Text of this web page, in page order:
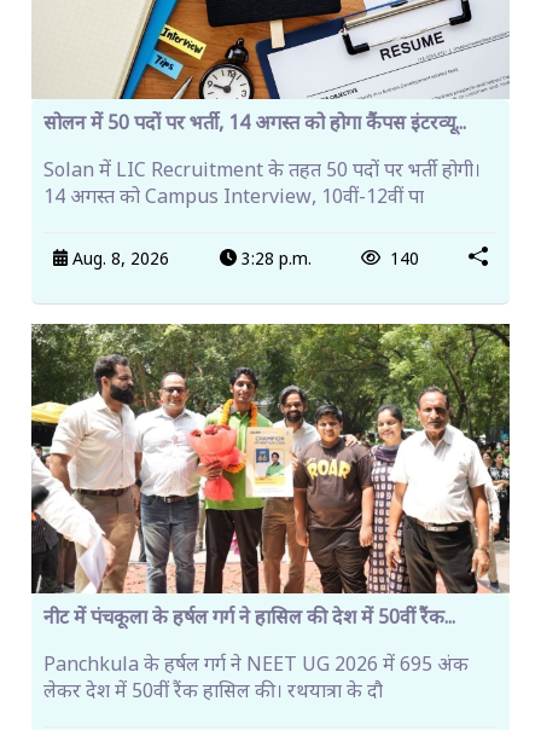
सोलन में 50 पदों पर भर्ती, 14 अगस्त को होगा कैंपस इंटरव्यू...
Solan में LIC Recruitment के तहत 50 पदों पर भर्ती होगी।
14 अगस्त को Campus Interview, 10वीं-12वीं पा
Aug. 8, 2026 3:28 p.m. 140
नीट में पंचकूला के हर्षल गर्ग ने हासिल की देश में 50वीं रैंक...
Panchkula के हर्षल गर्ग ने NEET UG 2026 में 695 अंक
लेकर देश में 50वीं रैंक हासिल की। रथयात्रा के दौ